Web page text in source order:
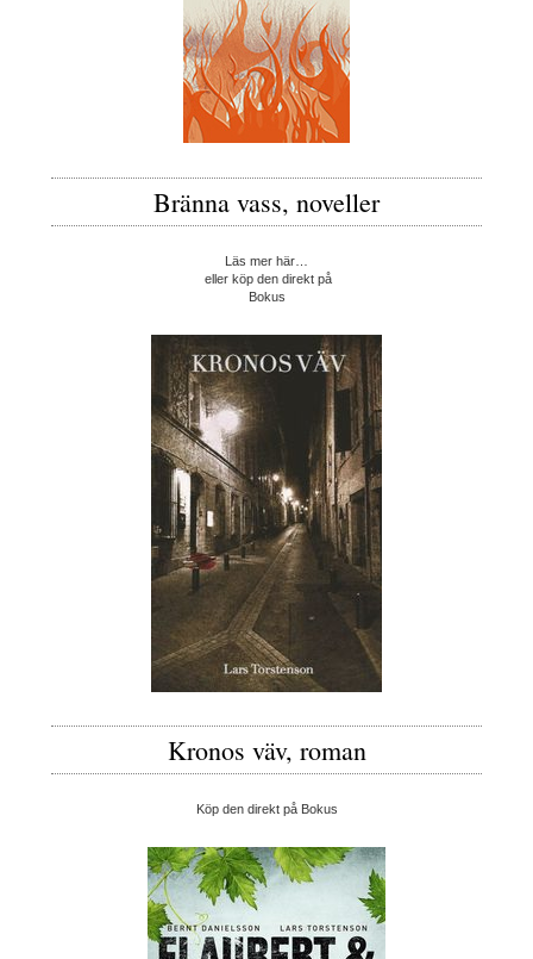
Bränna vass, noveller
Läs mer här…
eller köp den direkt på
Bokus
Kronos väv, roman
Köp den direkt på Bokus